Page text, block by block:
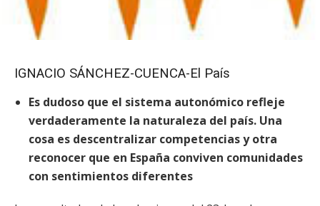
IGNACIO SÁNCHEZ-CUENCA-El País
Es dudoso que el sistema autonómico refleje
verdaderamente la naturaleza del país. Una
cosa es descentralizar competencias y otra
reconocer que en España conviven comunidades
con sentimientos diferentes